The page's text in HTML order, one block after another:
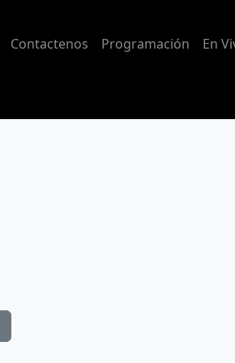
Contactenos Programación En